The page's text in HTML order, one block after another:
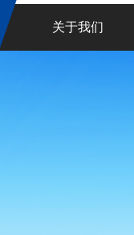
关于我们